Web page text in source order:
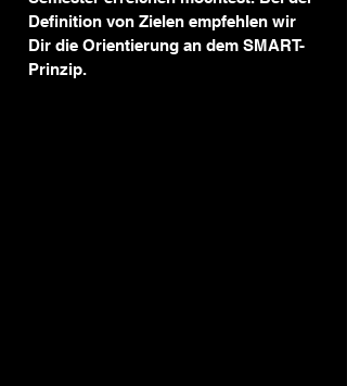
Definition von Zielen empfehlen wir
Dir die Orientierung an dem SMART-
Prinzip.